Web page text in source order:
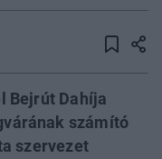
Bejrút Dahíja
számító
szervezet